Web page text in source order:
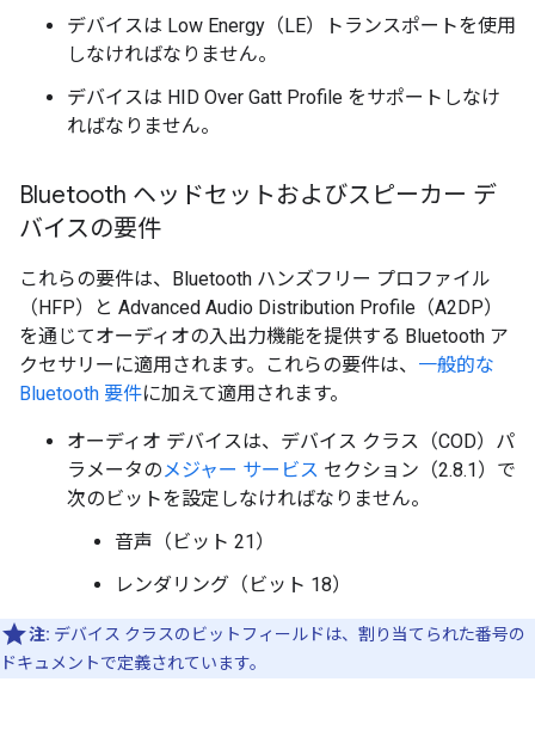
デバイスは Low Energy（LE）トランスポートを使用
しなければなりません。
デバイスは HID Over Gatt Profile をサポートしなけ
ればなりません。
Bluetooth ヘッドセットおよびスピーカー デ
バイスの要件
これらの要件は、Bluetooth ハンズフリー プロファイル
（HFP）と Advanced Audio Distribution Profile（A2DP）
を通じてオーディオの入出力機能を提供する Bluetooth ア
クセサリーに適用されます。これらの要件は、 一般的な
Bluetooth 要件に加えて適用されます。
オーディオ デバイスは、デバイス クラス（COD）パ
ラメータのメジャー サービス セクション（2.8.1）で
次のビットを設定しなければなりません。
音声（ビット 21）
レンダリング（ビット 18）
注: デバイス クラスのビットフィールドは、割り当てられた番号の
ドキュメントで定義されています。